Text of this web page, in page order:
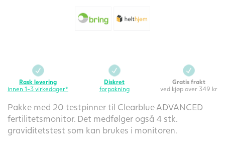
Rask levering
innen 1-3 virkedager*
Diskret
forpakning
Gratis frakt
ved kjøp over 349 kr
Pakke med 20 testpinner til Clearblue ADVANCED
fertilitetsmonitor. Det medfølger også 4 stk.
graviditetstest som kan brukes i monitoren.